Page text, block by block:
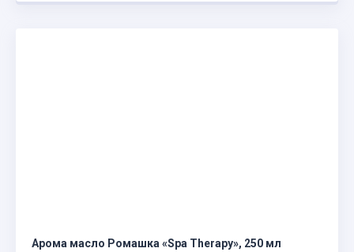
Арома масло Ромашка «Spa Therapy», 250 мл